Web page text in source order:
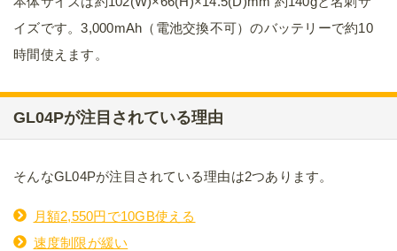
イズです。3,000mAh（電池交換不可）のバッテリーで約10
時間使えます。
GL04Pが注目されている理由
そんなGL04Pが注目されている理由は2つあります。
月額2,550円で10GB使える
速度制限が緩い